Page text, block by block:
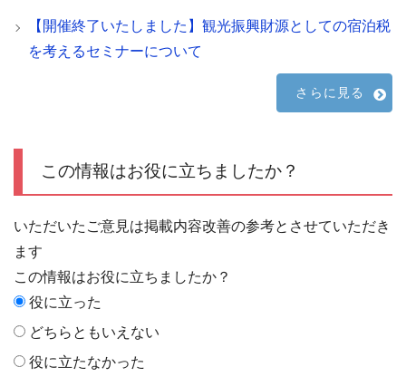
【開催終了いたしました】観光振興財源としての宿泊税
を考えるセミナーについて
さらに見る
この情報はお役に立ちましたか？
いただいたご意見は掲載内容改善の参考とさせていただき
ます
この情報はお役に立ちましたか？
役に立った
どちらともいえない
役に立たなかった